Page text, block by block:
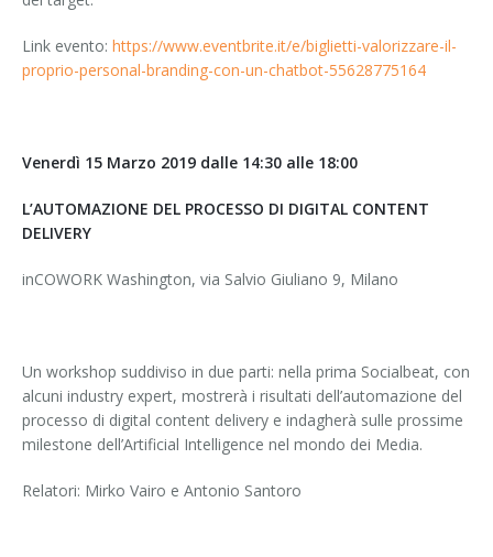
Link evento: https://www.eventbrite.it/e/biglietti-valorizzare-il-
proprio-personal-branding-con-un-chatbot-55628775164
Venerdì 15 Marzo 2019 dalle 14:30 alle 18:00
L’AUTOMAZIONE DEL PROCESSO DI DIGITAL CONTENT
DELIVERY
inCOWORK Washington, via Salvio Giuliano 9, Milano
Un workshop suddiviso in due parti: nella prima Socialbeat, con
alcuni industry expert, mostrerà i risultati dell’automazione del
processo di digital content delivery e indagherà sulle prossime
milestone dell’Artificial Intelligence nel mondo dei Media.
Relatori: Mirko Vairo e Antonio Santoro